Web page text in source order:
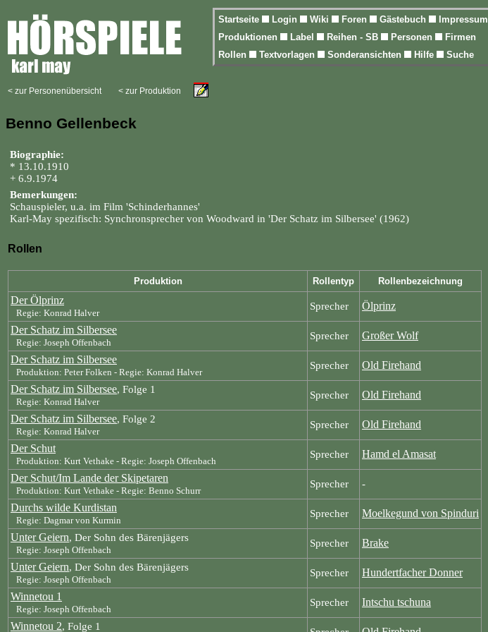
Startseite Login Wiki Foren Gästebuch
Impressum
Produktionen
Label Reihen - SB Personen
Firmen
Rollen
Textvorlagen Sonderansichten Hilfe Suche
< zur Personenübersicht < zur Produktion
Benno Gellenbeck
Biographie:
* 13.10.1910
+ 6.9.1974
Bemerkungen:
Schauspieler, u.a. im Film 'Schinderhannes'
Karl-May spezifisch: Synchronsprecher von Woodward in 'Der Schatz im Silbersee' (1962)
Rollen
Produktion Rollentyp Rollenbezeichnung
Der Ölprinz
Regie: Konrad Halver
Sprecher
Ölprinz
Der Schatz im Silbersee
Regie: Joseph Offenbach
Sprecher
Großer Wolf
Der Schatz im Silbersee
Produktion: Peter Folken - Regie: Konrad Halver
Sprecher
Old Firehand
Der Schatz im Silbersee, Folge 1
Regie: Konrad Halver
Sprecher
Old Firehand
Der Schatz im Silbersee, Folge 2
Regie: Konrad Halver
Sprecher
Old Firehand
Der Schut
Produktion: Kurt Vethake - Regie: Joseph Offenbach
Sprecher
Hamd el Amasat
Der Schut/Im Lande der Skipetaren
Produktion: Kurt Vethake - Regie: Benno Schurr
Sprecher -
Durchs wilde Kurdistan
Regie: Dagmar von Kurmin
Sprecher
Moelkegund von Spinduri
Unter Geiern, Der Sohn des Bärenjägers
Regie: Joseph Offenbach
Sprecher
Brake
Unter Geiern, Der Sohn des Bärenjägers
Regie: Joseph Offenbach
Sprecher
Hundertfacher Donner
Winnetou 1
Regie: Joseph Offenbach
Sprecher
Intschu tschuna
Winnetou 2, Folge 1